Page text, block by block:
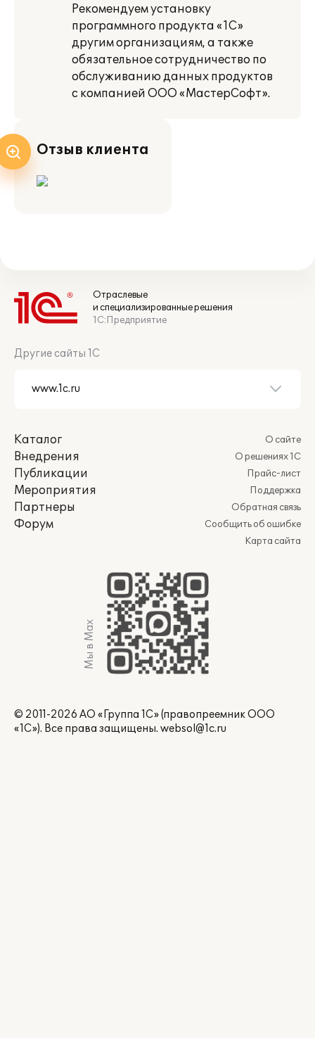
Рекомендуем установку
программного продукта «1С»
другим организациям, а также
обязательное сотрудничество по
обслуживанию данных продуктов
с компанией ООО «МастерСофт».
Отзыв клиента
Отраслевые
и специализированные решения
1С:Предприятие
Другие сайты 1С
Каталог
Внедрения
Публикации
Мероприятия
Партнеры
Форум
О сайте
О решениях 1С
Прайс-лист
Поддержка
Обратная связь
Сообщить об ошибке
Карта сайта
Мы в Max
© 2011-2026 АО «Группа 1С» (правопреемник ООО
«1С»). Все права защищены. websol@1c.ru